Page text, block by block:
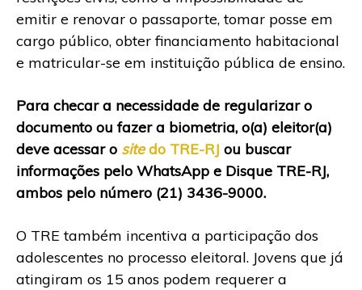
emitir e renovar o passaporte, tomar posse em
cargo público, obter financiamento habitacional
e matricular-se em instituição pública de ensino.
Para checar a necessidade de regularizar o
documento ou fazer a biometria, o(a) eleitor(a)
deve acessar o sitedo TRE-RJ ou buscar
informações pelo WhatsApp e Disque TRE-RJ,
ambos pelo número (21) 3436-9000.
O TRE também incentiva a participação dos
adolescentes no processo eleitoral. Jovens que já
atingiram os 15 anos podem requerer a